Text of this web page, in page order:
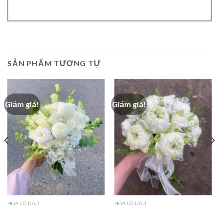
SẢN PHẨM TƯƠNG TỰ
Giảm giá!
HOA CÔ DÂU
Giảm giá!
HOA CÔ DÂU